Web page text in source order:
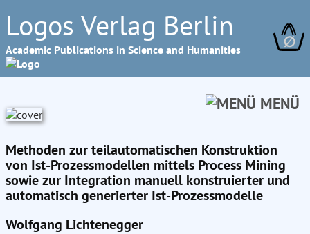
Logos Verlag Berlin
Academic Publications in Science and Humanities ∅
MENÜ
Methoden zur teilautomatischen Konstruktion
von Ist-Prozessmodellen mittels Process Mining
sowie zur Integration manuell konstruierter und
automatisch generierter Ist-Prozessmodelle
Wolfgang Lichtenegger